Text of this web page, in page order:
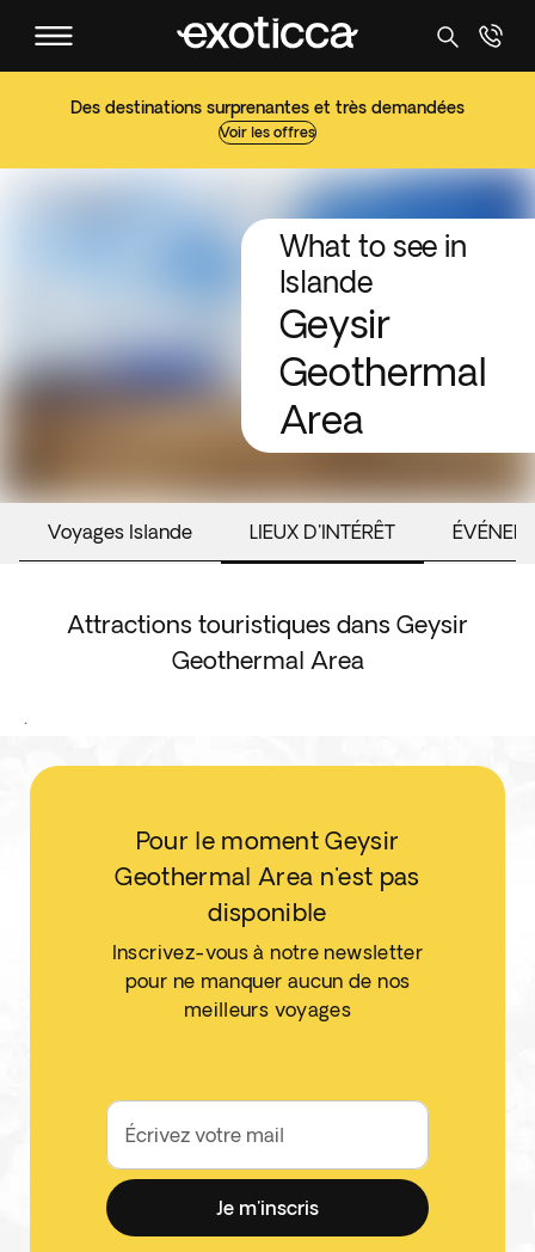
Des destinations surprenantes et très demandées
Voir les offres
What to see in
Islande
Geysir
Geothermal
Area
Voyages Islande LIEUX D'INTÉRÊT
Attractions touristiques dans Geysir
Geothermal Area
.
Pour le moment Geysir
Geothermal Area n'est pas
disponible
Inscrivez-vous à notre newsletter
pour ne manquer aucun de nos
meilleurs voyages
Écrivez votre mail
Je m'inscris